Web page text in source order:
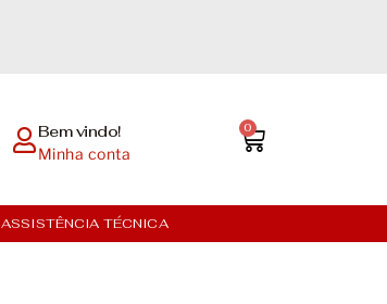
Bem vindo!
Minha conta
0
ASSISTÊNCIA TÉCNICA